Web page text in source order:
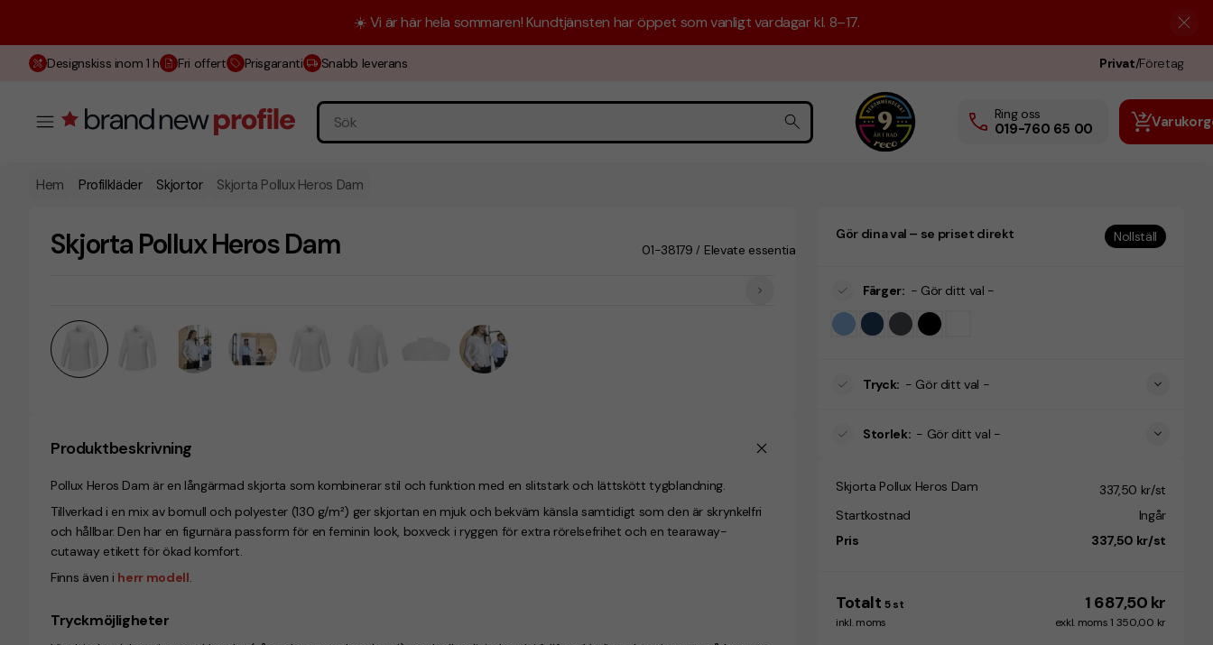
☀️ Vi är här hela sommaren! Kundtjänsten har öppet som vanligt vardagar kl. 8–17.
Designskiss inom 1 h Fri offert Prisgaranti Snabb leverans Privat/Företag
Ring oss
019-760 65 00
Hem Profilkläder Skjortor Skjorta Pollux Heros Dam
Skjorta Pollux Heros Dam 01-38179 / Elevate essentials
Produktbeskrivning
Pollux Heros Dam är en långärmad skjorta som kombinerar stil och funktion med en slitstark och lättskött tygblandning.
Tillverkad i en mix av bomull och polyester (130 g/m²) ger skjortan en mjuk och bekväm känsla samtidigt som den är skrynkelfri
och hållbar. Den har en figurnära passform för en feminin look, boxveck i ryggen för extra rörelsefrihet och en tearaway-
cutaway etikett för ökad komfort.
Finns även i herr modell.
Tryckmöjligheter
Gör dina val – se priset direkt Nollställ
Färger: - Gör ditt val -
Tryck: - Gör ditt val -
Storlek: - Gör ditt val -
Skjorta Pollux Heros Dam
337,50 kr/st
Startkostnad
Ingår
Pris
337,50 kr/st
Totalt 5 st 1 687,50 kr
inkl. moms exkl. moms 1 350,00 kr